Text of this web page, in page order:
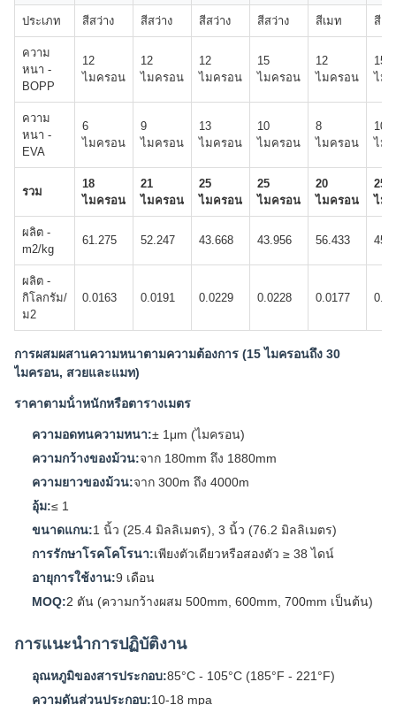
ประเภท สีสว่าง สีสว่าง สีสว่าง สีสว่าง สีเมท สีเม
ความ
หนา -
BOPP
12
ไมครอน
12
ไมครอน
12
ไมครอน
15
ไมครอน
12
ไมครอน
15
ไม
ความ
หนา -
EVA
6
ไมครอน
9
ไมครอน
13
ไมครอน
10
ไมครอน
8
ไมครอน
10
ไม
รวม
18
ไมครอน
21
ไมครอน
25
ไมครอน
25
ไมครอน
20
ไมครอน
25
ไม
ผลิต -
m2/kg
61.275 52.247 43.668 43.956 56.433
ผลิต -
กิโลกรัม/
ม2
0.0163 0.0191 0.0229 0.0228 0.0177
การผสมผสานความหนาตามความต้องการ (15 ไมครอนถึง 30
ไมครอน, สวยและแมท)
ราคาตามน้ําหนักหรือตารางเมตร
ความอดทนความหนา:± 1μm (ไมครอน)
ความกว้างของม้วน:จาก 180mm ถึง 1880mm
ความยาวของม้วน:จาก 300m ถึง 4000m
อุ้ม:≤ 1
ขนาดแกน:1 นิ้ว (25.4 มิลลิเมตร), 3 นิ้ว (76.2 มิลลิเมตร)
การรักษาโรคโคโรนา:เพียงตัวเดียวหรือสองตัว ≥ 38 ไดน์
อายุการใช้งาน:9 เดือน
MOQ:2 ตัน (ความกว้างผสม 500mm, 600mm, 700mm เป็นต้น)
การแนะนําการปฏิบัติงาน
อุณหภูมิของสารประกอบ:85°C - 105°C (185°F - 221°F)
ความดันส่วนประกอบ:10-18 mpa